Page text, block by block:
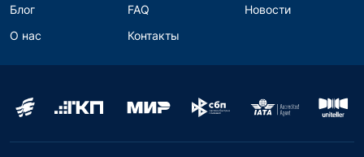
Блог FAQ
Новости
О нас
Контакты